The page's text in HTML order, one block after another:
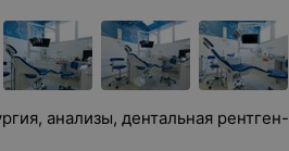
анализы, дентальная рентген-